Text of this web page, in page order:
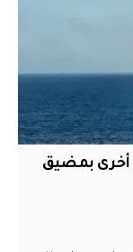
أخرى بمضيق